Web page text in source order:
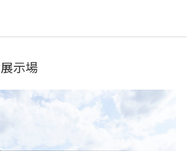
示場